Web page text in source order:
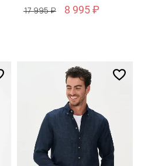
17 995 ₽
8 995 ₽